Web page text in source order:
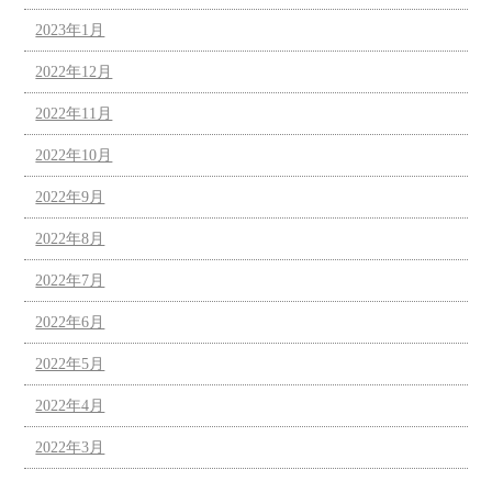
2023年1月
2022年12月
2022年11月
2022年10月
2022年9月
2022年8月
2022年7月
2022年6月
2022年5月
2022年4月
2022年3月